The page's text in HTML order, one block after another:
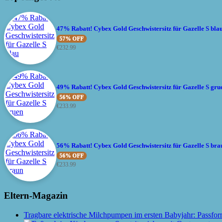
47% Rabatt! Cybex Gold Geschwistersitz für Gazelle S
57% OFF
€232.99
49% Rabatt! Cybex Gold Geschwistersitz für Gazelle S
56% OFF
€233.99
56% Rabatt! Cybex Gold Geschwistersitz für Gazelle S
56% OFF
€233.99
Eltern-Magazin
Tragbare elektrische Milchpumpen im ersten Babyjahr: